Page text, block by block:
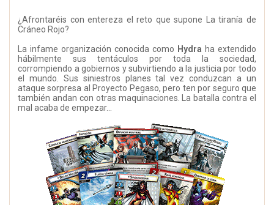
¿Afrontaréis con entereza el reto que supone La tiranía de
Cráneo Rojo?
La infame organización conocida como Hydra ha extendido
hábilmente sus tentáculos por toda la sociedad,
corrompiendo a gobiernos y subvirtiendo a la justicia por todo
el mundo. Sus siniestros planes tal vez conduzcan a un
ataque sorpresa al Proyecto Pegaso, pero ten por seguro que
también andan con otras maquinaciones. La batalla contra el
mal acaba de empezar…